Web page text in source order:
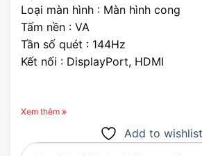
Loại màn hình : Màn hình cong
Tấm nền : VA
Tần số quét : 144Hz
Kết nối : DisplayPort, HDMI
Xem thêm
Add to wishlist